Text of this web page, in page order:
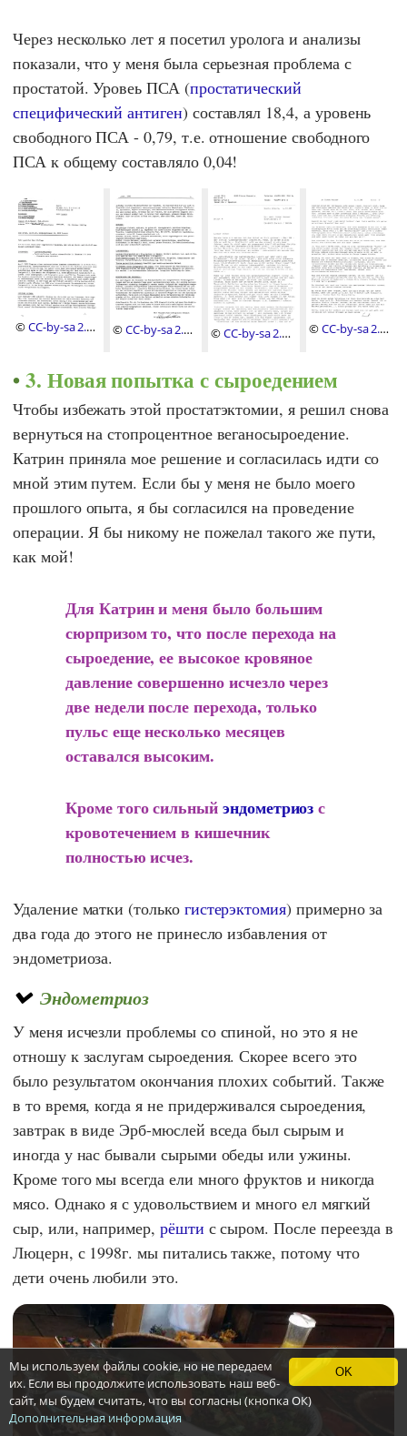
Через несколько лет я посетил уролога и анализы
показали, что у меня была серьезная проблема с
простатой. Уровеь ПСА (простатический
специфический антиген) составлял 18,4, а уровень
свободного ПСА - 0,79, т.е. отношение свободного
ПСА к общему составляло 0,04!
©CC-by-sa 2.0,
©CC-by-sa 2.0,
©CC-by-sa 2.0,
©CC-by-sa 2.0,
3. Новая попытка с сыроедением
Чтобы избежать этой простатэктомии, я решил снова
вернуться на стопроцентное веганосыроедение.
Катрин приняла мое решение и согласилась идти со
мной этим путем. Если бы у меня не было моего
прошлого опыта, я бы согласился на проведение
операции. Я бы никому не пожелал такого же пути,
как мой!
ДляКатрини меня было большим
сюрпризом то, что после перехода на
сыроедение, ее высокое кровяное
давление совершенно исчезло через
две недели после перехода, только
пульс еще несколько месяцев
оставался высоким.
Кроме того сильныйэндометриоз с
кровотечением в кишечник
полностью исчез.
Удаление матки (только гистерэктомия) примерно за
два года до этого не принесло избавления от
эндометриоза.
Эндометриоз
У меня исчезли проблемы со спиной, но это я не
отношу к заслугам сыроедения. Скорее всего это
было результатом окончания плохих событий. Также
в то время, когда я не придерживался сыроедения,
завтрак в виде Эрб-мюслей вседа был сырым и
иногда у нас бывали сырыми обеды или ужины.
Кроме того мы всегда ели много фруктов и никогда
мясо. Однако я с удовольствием и много ел мягкий
сыр, или, например, рёшти с сыром. После переезда в
Люцерн, с 1998г. мы питались также, потому что
дети очень любили это.
OK
Мы используем файлы cookie, но не передаем
их. Если вы продолжите использовать наш веб-
сайт, мы будем считать, что вы согласны (кнопка ОК)
Дополнительная информация